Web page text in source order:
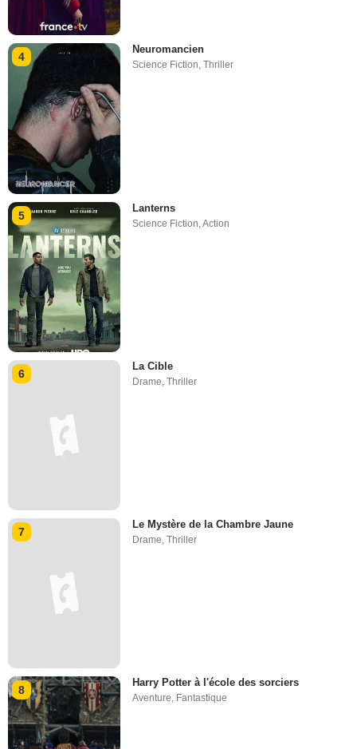
4
Neuromancien
Science Fiction,Thriller
5
Lanterns
Science Fiction ,Action
6
La Cible
Drame,Thriller
7
Le Mystère de la Chambre Jaune
Drame,Thriller
8
Harry Potter à l'école des sorciers
Aventure, Fantastique